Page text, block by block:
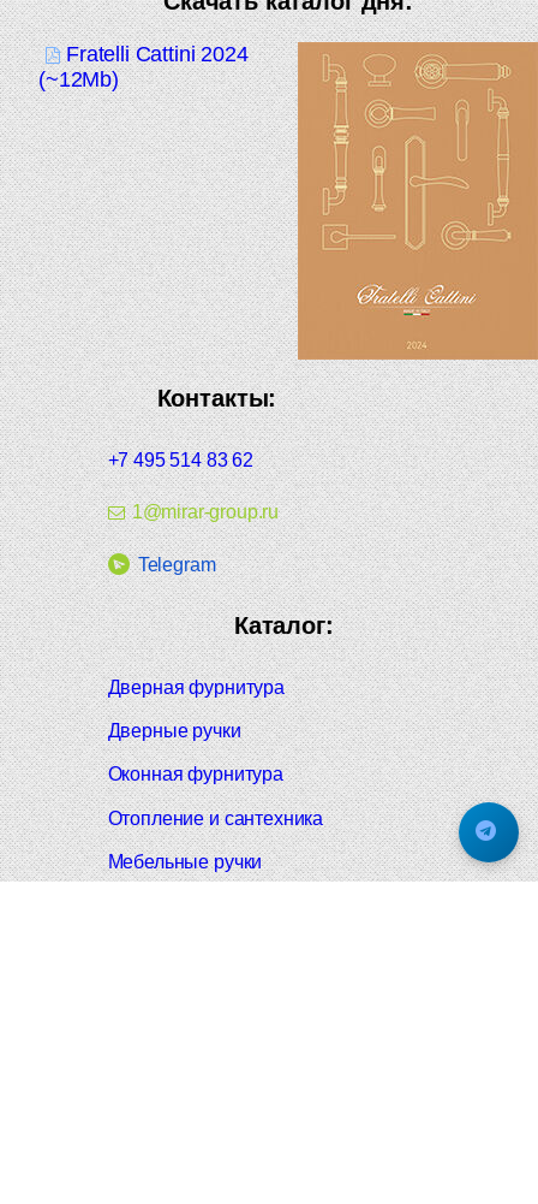
Fratelli Cattini 2024
(~12Mb)
Контакты:
+7 495 514 83 62
1@mirar-group.ru
Telegram
Каталог:
Дверная фурнитура
Дверные ручки
Оконная фурнитура
Отопление и сантехника
Мебельные ручки